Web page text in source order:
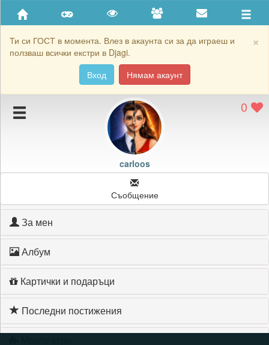
×
Ти си ГОСТ в момента. Влез в акаунта си за да играеш и
ползваш всички екстри в Djagi.
Вход
Нямам акаунт
Приятели
Хронология на игри
Подаръците на carloos
Картичките на carloos
0
carloos
Съобщение
За мен
Албум
Картички и подаръци
Последни постижения